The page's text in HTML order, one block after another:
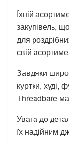
Їхній
закупівель,
для
свій
Завдяки
куртки, худі,
Threadbare
Увага до
їх надійним